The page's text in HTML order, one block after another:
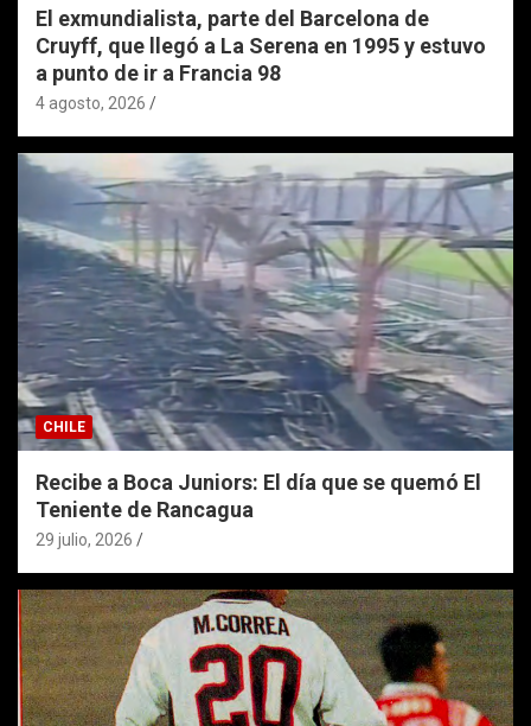
El exmundialista, parte del Barcelona de
Cruyff, que llegó a La Serena en 1995 y estuvo
a punto de ir a Francia 98
4 agosto, 2026
CHILE
Recibe a Boca Juniors: El día que se quemó El
Teniente de Rancagua
29 julio, 2026